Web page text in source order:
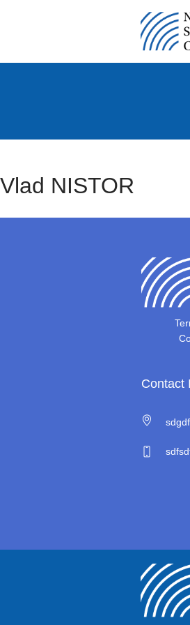
Vlad NISTOR
Contact
sdgdf